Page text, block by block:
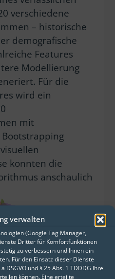
verwalten
(Google Tag Manager,
Dritter für Komfortfunktionen
zu verbessern und Ihnen ein
Für den Einsatz dieser Dienste
DSGVO und § 25 Abs. 1 TDDDG Ihre
können. Eine erteilte
verschiedene
– historische
demografische
Features
Modellierung
Für die
wird ein
mit
konnten die
anschaulich
Kampagnenlaufzeit